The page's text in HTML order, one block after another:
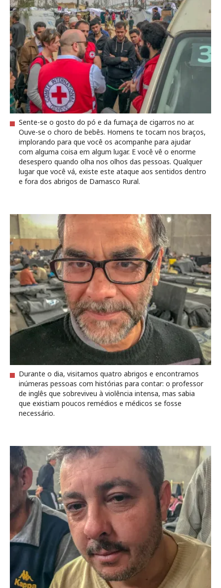
Sente-se o gosto do pó e da fumaça de cigarros no ar.
Ouve-se o choro de bebês. Homens te tocam nos braços,
implorando para que você os acompanhe para ajudar
com alguma coisa em algum lugar. E você vê o enorme
desespero quando olha nos olhos das pessoas. Qualquer
lugar que você vá, existe este ataque aos sentidos dentro
e fora dos abrigos de Damasco Rural.
Durante o dia, visitamos quatro abrigos e encontramos
inúmeras pessoas com histórias para contar: o professor
de inglês que sobreviveu à violência intensa, mas sabia
que existiam poucos remédios e médicos se fosse
necessário.